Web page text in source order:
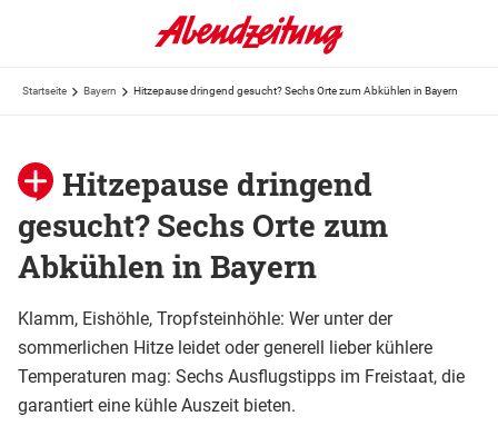
Startseite Bayern Hitzepause dringend gesucht? Sechs Orte zum Abkühlen in Bayern
Hitzepause dringend
gesucht? Sechs Orte zum
Abkühlen in Bayern
Klamm, Eishöhle, Tropfsteinhöhle: Wer unter der
sommerlichen Hitze leidet oder generell lieber kühlere
Temperaturen mag: Sechs Ausflugstipps im Freistaat, die
garantiert eine kühle Auszeit bieten.